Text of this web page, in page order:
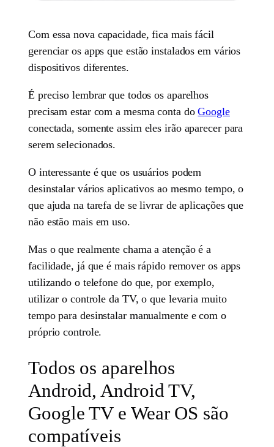
Com essa nova capacidade, fica mais fácil
gerenciar os apps que estão instalados em vários
dispositivos diferentes.
É preciso lembrar que todos os aparelhos
precisam estar com a mesma conta doGoogle
conectada, somente assim eles irão aparecer para
serem selecionados.
O interessante é que os usuários podem
desinstalar vários aplicativos ao mesmo tempo, o
que ajuda na tarefa de se livrar de aplicações que
não estão mais em uso.
Mas o que realmente chama a atenção é a
facilidade, já que é mais rápido remover os apps
utilizando o telefone do que, por exemplo,
utilizar o controle da TV, o que levaria muito
tempo para desinstalar manualmente e com o
próprio controle.
Todos os aparelhos
Android, Android TV,
Google TV e Wear OS são
compatíveis